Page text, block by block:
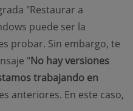
"Restaurar a
puede ser la
probar. Sin embargo, te
"No hay versiones
trabajando en
anteriores. En este caso,